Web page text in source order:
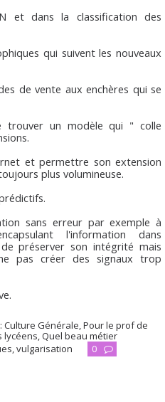
et dans la classification des
qui suivent les nouveaux
de vente aux enchères qui se
trouver un modèle qui " colle
et permettre son extension
plus volumineuse.
sans erreur par exemple à
l'information dans
préserver son intégrité mais
pas créer des signaux trop
Culture Générale,Pour le prof de
lycéens,Quel beau métier
,vulgarisation 0